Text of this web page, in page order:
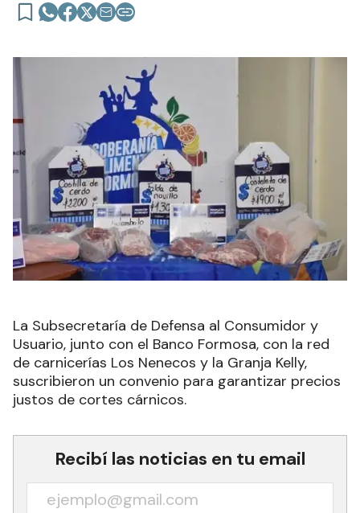
La Subsecretaría de Defensa al Consumidor y
Usuario, junto con el Banco Formosa, con la red
de carnicerías Los Nenecos y la Granja Kelly,
suscribieron un convenio para garantizar precios
justos de cortes cárnicos.
Recibí las noticias en tu email